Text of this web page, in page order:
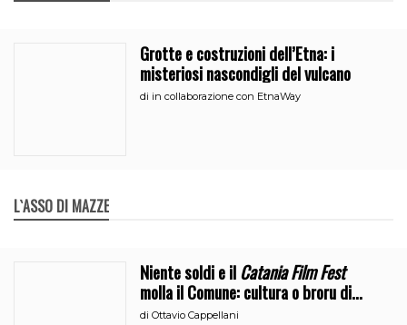
Grotte e costruzioni dell’Etna: i
misteriosi nascondigli del vulcano
di in collaborazione con EtnaWay
L`ASSO DI MAZZE
Niente soldi e ilCatania Film Fest
molla il Comune: cultura o broru di
ciciri?
diOttavio Cappellani